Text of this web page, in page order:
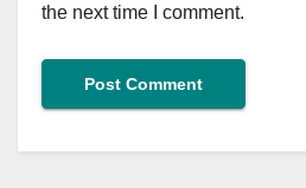
the next time I comment.